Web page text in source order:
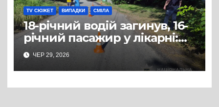
TV СЮЖЕТ ВИПАДКИ СМІЛА
18-річний водій загинув, 16-
річний пасажир у лікарні:
ДТП з квадроциклом на
Смілянщині
ЧЕР 29, 2026